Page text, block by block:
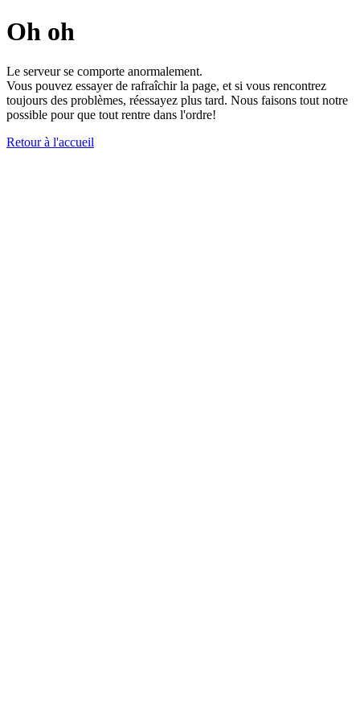
Oh oh
Le serveur se comporte anormalement.
Vous pouvez essayer de rafraîchir la page, et si vous rencontrez
toujours des problèmes, réessayez plus tard. Nous faisons tout notre
possible pour que tout rentre dans l'ordre!
Retour à l'accueil